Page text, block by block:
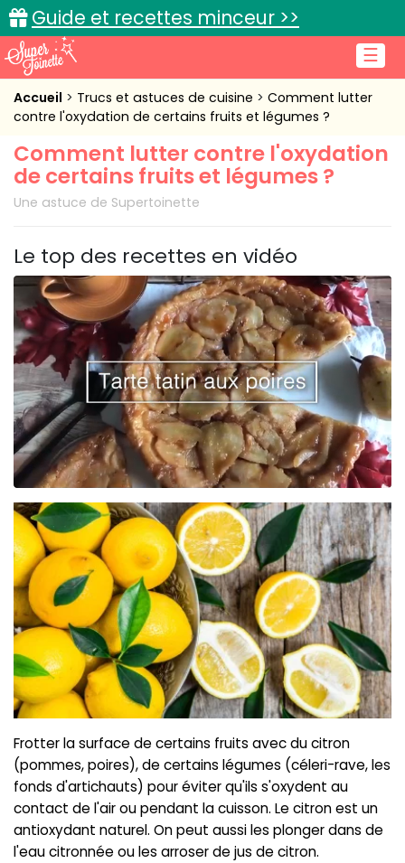
☰
Guide et recettes minceur >>
Accueil
Cuisine pratique
Connexion
Accueil Trucs et astuces de cuisine
Comment lutter
contre l'oxydation de certains fruits et légumes ?
Comment lutter contre l'oxydation
de certains fruits et légumes ?
Une astuce de Supertoinette
Le top des recettes en vidéo
Frotter la surface de certains fruits avec du citron
(pommes, poires), de certains légumes (céleri-rave, les
fonds d'artichauts) pour éviter qu'ils s'oxydent au
contact de l'air ou pendant la cuisson. Le citron est un
antioxydant naturel. On peut aussi les plonger dans de
l'eau citronnée ou les arroser de jus de citron.